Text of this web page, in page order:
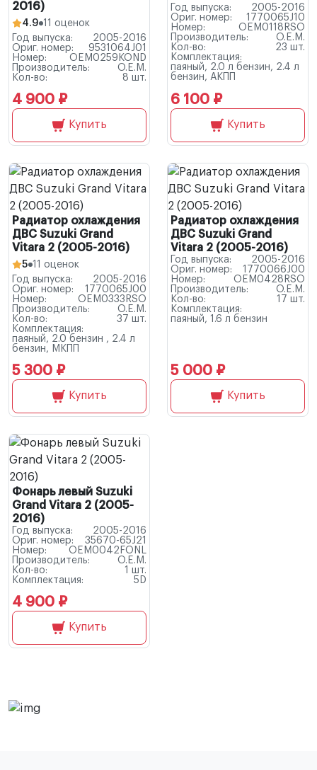
2016)
4.9 11 оценок
Год выпуска:
2005-2016
Ориг. номер:
9531064J01
Номер:
OEM0259KOND
Производитель:
O.E.M.
Кол-во:
8 шт.
4 900 ₽
Купить
Год выпуска:
2005-2016
Ориг. номер:
1770065J10
Номер:
OEM0118RSO
Производитель:
O.E.M.
Кол-во:
23 шт.
Комплектация:
паяный, 2.0 л бензин, 2.4 л
бензин, АКПП
6 100 ₽
Купить
Радиатор охлаждения
ДВС Suzuki Grand
Vitara 2 (2005-2016)
5 11 оценок
Год выпуска:
2005-2016
Ориг. номер:
1770065J00
Номер:
OEM0333RSO
Производитель:
O.E.M.
Кол-во:
37 шт.
Комплектация:
паяный, 2.0 бензин , 2.4 л
бензин, МКПП
5 300 ₽
Купить
Радиатор охлаждения
ДВС Suzuki Grand
Vitara 2 (2005-2016)
Год выпуска:
2005-2016
Ориг. номер:
1770066J00
Номер:
OEM0428RSO
Производитель:
O.E.M.
Кол-во:
17 шт.
Комплектация:
паяный, 1.6 л бензин
5 000 ₽
Купить
Фонарь левый Suzuki
Grand Vitara 2 (2005-
2016)
Год выпуска:
2005-2016
Ориг. номер:
35670-65J21
Номер:
OEM0042FONL
Производитель:
O.E.M.
Кол-во:
1 шт.
Комплектация:
5D
4 900 ₽
Купить